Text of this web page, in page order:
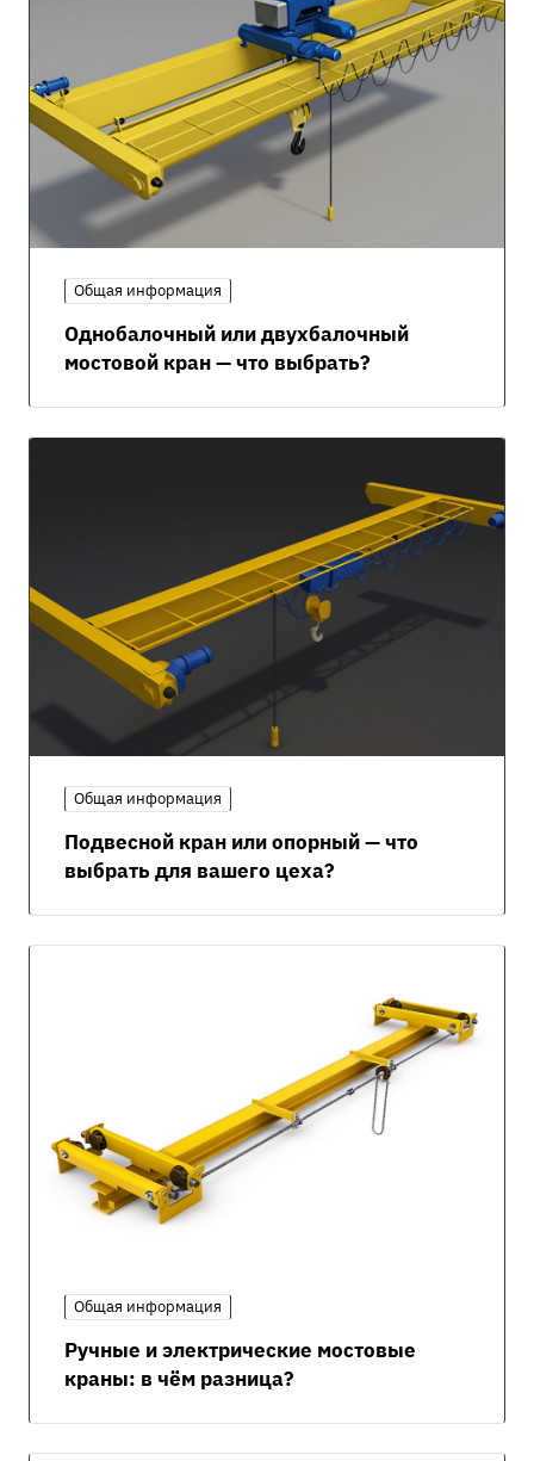
Общая информация
Однобалочный или двухбалочный
мостовой кран — что выбрать?
Общая информация
Подвесной кран или опорный — что
выбрать для вашего цеха?
Общая информация
Ручные и электрические мостовые
краны: в чём разница?